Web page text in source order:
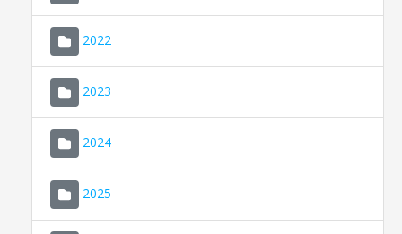
2022
2023
2024
2025